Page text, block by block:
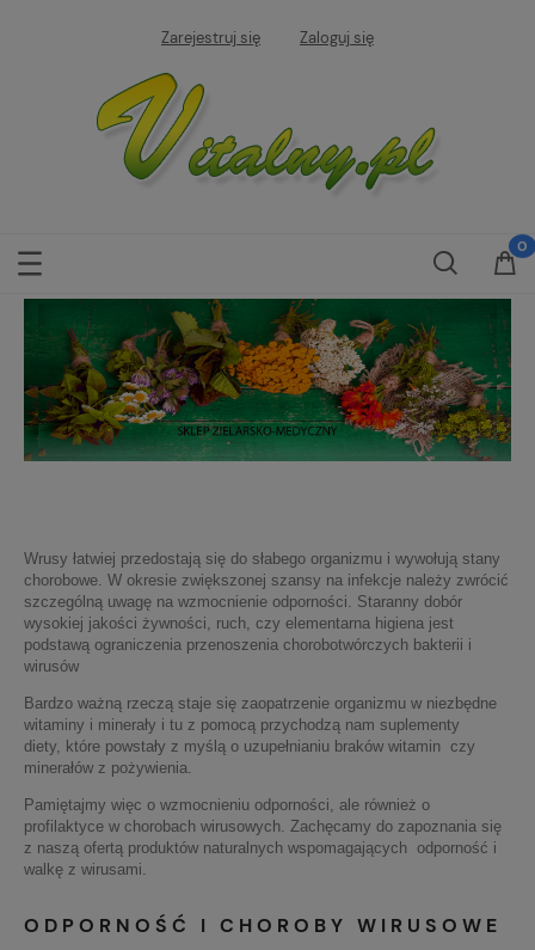
Zarejestruj się Zaloguj się
Wrusy łatwiej przedostają się do słabego organizmu i wywołują stany
chorobowe. W okresie zwiększonej szansy na infekcje należy zwrócić
szczególną uwagę na wzmocnienie odporności. Staranny dobór
wysokiej jakości żywności, ruch, czy elementarna higiena jest
podstawą ograniczenia przenoszenia chorobotwórczych bakterii i
wirusów
Bardzo ważną rzeczą staje się zaopatrzenie organizmu w niezbędne
witaminy i minerały i tu z pomocą przychodzą nam suplementy
diety, które powstały z myślą o uzupełnianiu braków witamin czy
minerałów z pożywienia.
Pamiętajmy więc o wzmocnieniu odporności, ale również o
profilaktyce w chorobach wirusowych. Zachęcamy do zapoznania się
z naszą ofertą produktów naturalnych wspomagających odporność i
walkę z wirusami.
ODPORNOŚĆ I CHOROBY WIRUSOWE